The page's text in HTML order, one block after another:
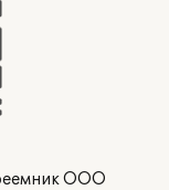
ООО